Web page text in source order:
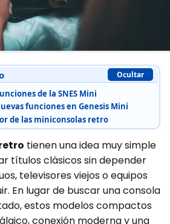
Ocultar
de la SNES Mini
funciones en Genesis Mini
de las miniconsolas retro
tienen una idea muy simple
títulos clásicos sin depender
televisores viejos o equipos
En lugar de buscar una consola
estos modelos compactos
conexión moderna y una